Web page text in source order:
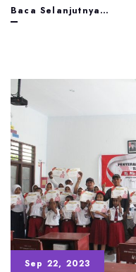
Baca Selanjutnya…
72
Sep 22, 2023